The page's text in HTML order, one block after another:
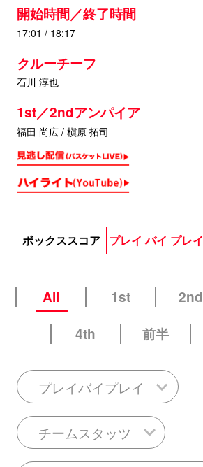
開始時間／終了時間
17:01 / 18:17
クルーチーフ
石川 淳也
1st／2ndアンパイア
福田 尚広 / 槇原 拓司
ボックススコア プレイ バイ プレイ
All 1st 2nd
4th
前半
プレイバイプレイ
チームスタッツ